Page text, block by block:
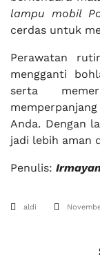
lampu mobil
cerdas untuk
Perawatan
mengganti
serta
Anda. Dengan
jadi lebih aman
Penulis:
aldi